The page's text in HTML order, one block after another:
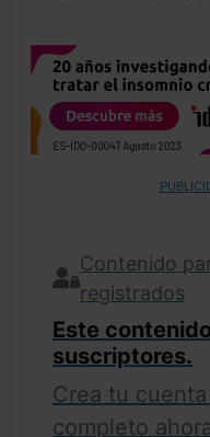
Contenido
registrados
Este
suscriptores.
Crea tu cuenta
completo